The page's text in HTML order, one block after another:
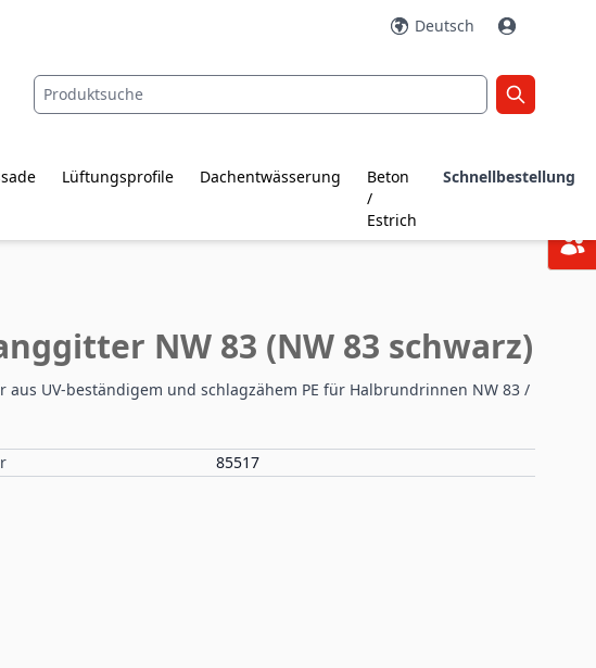
Deutsch
Lüftungsprofile Dachentwässerung
Beton
/
Estrich
Schnellbestellung
NW 83 (NW 83 schwarz)
aus UV-beständigem und schlagzähem PE für Halbrundrinnen NW 83 /
85517